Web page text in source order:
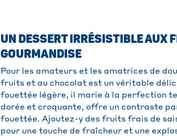
UN DESSERT IRRÉSISTIBLE AUX
GOURMANDISE
Pour les amateurs et les amatrices de
fruits et au chocolat est un véritable
fouettée légère, il marie à la perfection
dorée et croquante, offre un contraste
fouettée. Ajoutez-y des fruits frais de
pour une touche de fraîcheur et une